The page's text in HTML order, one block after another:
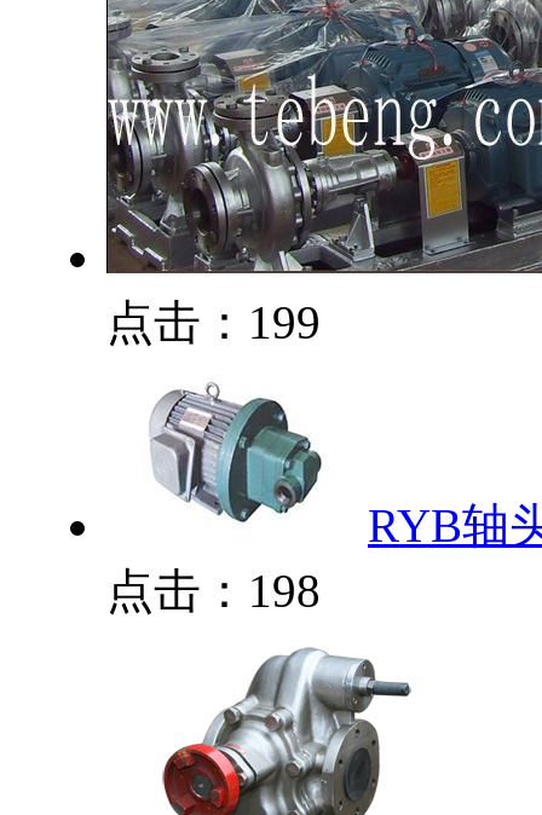
点击：199
RYB轴
点击：198